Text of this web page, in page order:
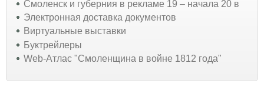
Смоленск и губерния в рекламе 19 – начала 20 в
Электронная доставка документов
Виртуальные выставки
Буктрейлеры
Web-Атлас "Смоленщина в войне 1812 года"